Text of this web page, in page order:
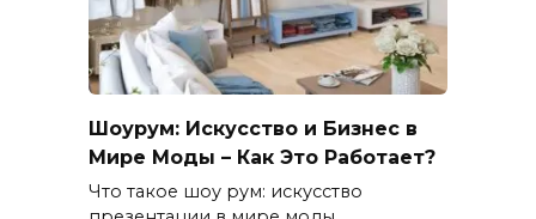
Шоурум: Искусство и Бизнес в
Мире Моды – Как Это Работает?
Что такое шоу рум: искусство